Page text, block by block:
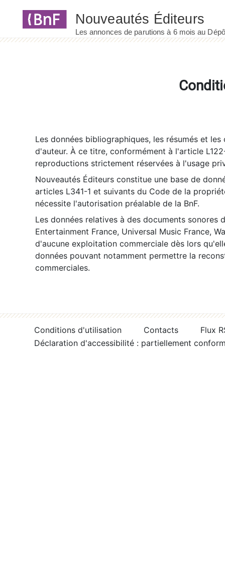
Les données bibliographiques, les résumés et
d'auteur. À ce titre, conformément à l'article
reproductions strictement réservées à l'usage
Nouveautés Éditeurs constitue une base de
articles L341-1 et suivants du Code de la
nécessite l'autorisation préalable de la BnF.
Les données relatives à des documents sonores
Entertainment France, Universal Music France,
d'aucune exploitation commerciale dès lors
données pouvant notamment permettre la
commerciales.
Conditions d'utilisation Contacts
Flux
Déclaration d'accessibilité : partiellement